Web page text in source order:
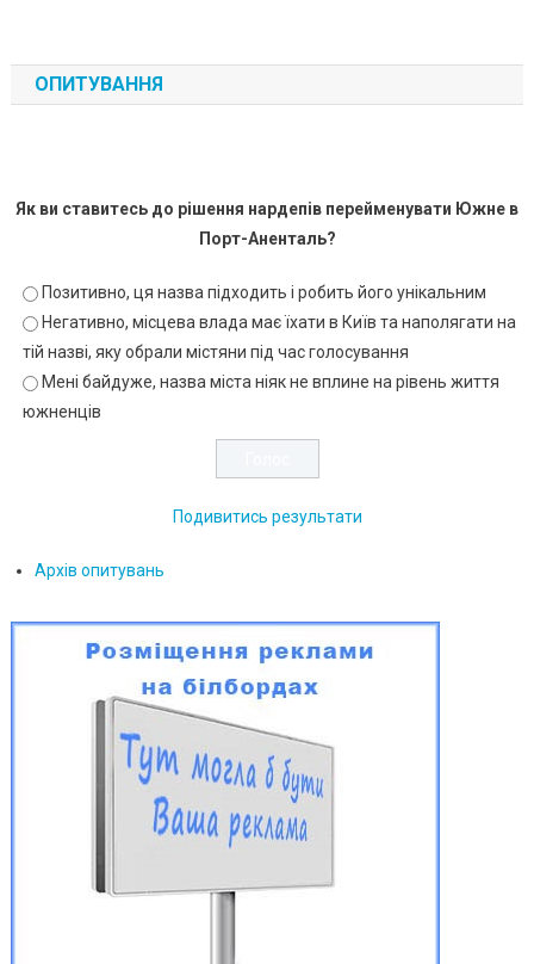
ОПИТУВАННЯ
Як ви ставитесь до рішення нардепів перейменувати Южне в
Порт-Аненталь?
Позитивно, ця назва підходить і робить його унікальним
Негативно, місцева влада має їхати в Київ та наполягати на
тій назві, яку обрали містяни під час голосування
Мені байдуже, назва міста ніяк не вплине на рівень життя
южненців
Подивитись результати
Архів опитувань